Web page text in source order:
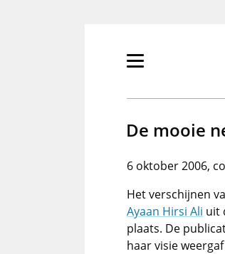
Primair
tonen/verbergen
De mooie
6 oktober 2006
Het verschijnen
Ayaan Hirsi Ali uit
plaats. De
haar visie